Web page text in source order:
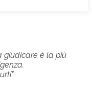
giudicare è la più